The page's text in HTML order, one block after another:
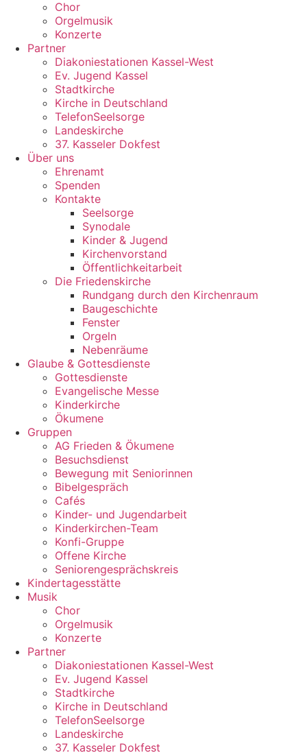
Chor
Orgelmusik
Konzerte
Partner
Diakoniestationen Kassel-West
Ev. Jugend Kassel
Stadtkirche
Kirche in Deutschland
TelefonSeelsorge
Landeskirche
37. Kasseler Dokfest
Über uns
Ehrenamt
Spenden
Kontakte
Seelsorge
Synodale
Kinder & Jugend
Kirchenvorstand
Öffentlichkeitarbeit
Die Friedenskirche
Rundgang durch den Kirchenraum
Baugeschichte
Fenster
Orgeln
Nebenräume
Glaube & Gottesdienste
Gottesdienste
Evangelische Messe
Kinderkirche
Ökumene
Gruppen
AG Frieden & Ökumene
Besuchsdienst
Bewegung mit Seniorinnen
Bibelgespräch
Cafés
Kinder- und Jugendarbeit
Kinderkirchen-Team
Konfi-Gruppe
Offene Kirche
Seniorengesprächskreis
Kindertagesstätte
Musik
Chor
Orgelmusik
Konzerte
Partner
Diakoniestationen Kassel-West
Ev. Jugend Kassel
Stadtkirche
Kirche in Deutschland
TelefonSeelsorge
Landeskirche
37. Kasseler Dokfest